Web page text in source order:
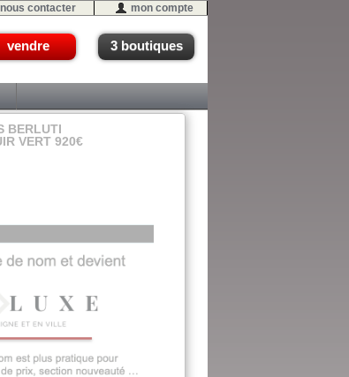
nous contacter mon compte
vendre 3 boutiques
BERLUTI
VERT 920€